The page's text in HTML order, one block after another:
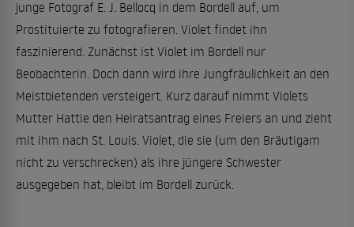
junge Fotograf E. J. Bellocq in dem Bordell auf, um
Prostituierte zu fotografieren. Violet findet ihn
faszinierend. Zunächst ist Violet im Bordell nur
Beobachterin. Doch dann wird ihre Jungfräulichkeit an den
Meistbietenden versteigert. Kurz darauf nimmt Violets
Mutter Hattie den Heiratsantrag eines Freiers an und zieht
mit ihm nach St. Louis. Violet, die sie (um den Bräutigam
nicht zu verschrecken) als ihre jüngere Schwester
ausgegeben hat, bleibt im Bordell zurück.